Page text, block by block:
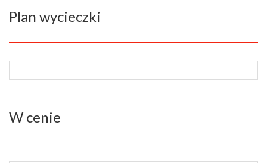
Plan wycieczki
W cenie